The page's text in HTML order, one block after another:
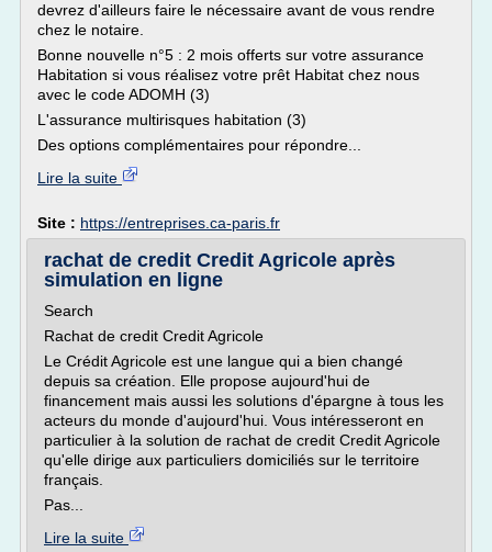
devrez d'ailleurs faire le nécessaire avant de vous rendre
chez le notaire.
Bonne nouvelle n°5 : 2 mois offerts sur votre assurance
Habitation si vous réalisez votre prêt Habitat chez nous
avec le code ADOMH (3)
L'assurance multirisques habitation (3)
Des options complémentaires pour répondre...
Lire la suite
Site : https://entreprises.ca-paris.fr
rachat de credit Credit Agricole après
simulation en ligne
Search
Rachat de credit Credit Agricole
Le Crédit Agricole est une langue qui a bien changé
depuis sa création. Elle propose aujourd'hui de
financement mais aussi les solutions d'épargne à tous les
acteurs du monde d'aujourd'hui. Vous intéresseront en
particulier à la solution de rachat de credit Credit Agricole
qu'elle dirige aux particuliers domiciliés sur le territoire
français.
Pas...
Lire la suite